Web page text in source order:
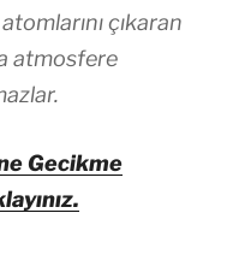
çıkaran
atmosfere
Gecikme